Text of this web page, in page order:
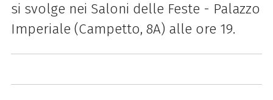
si svolge nei Saloni delle Feste - Palazzo
Imperiale (Campetto, 8A) alle ore 19.